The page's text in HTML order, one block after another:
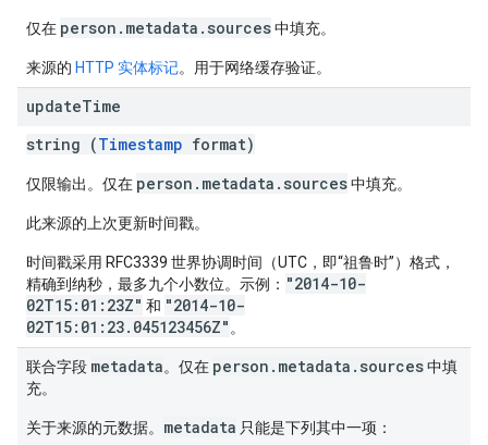
仅在 person.metadata.sources中填充。
来源的 HTTP 实体标记。用于网络缓存验证。
updateTime
string (Timestamp format)
仅限输出。 仅在 person.metadata.sources中填充。
此来源的上次更新时间戳。
时间戳采用 RFC3339 世界协调时间（UTC，即“祖鲁时”）格式，
精确到纳秒，最多九个小数位。示例： "2014-10-
02T15:01:23Z" 和 "2014-10-
02T15:01:23.045123456Z" 。
联合字段 metadata。 仅在 person.metadata.sources中填
充。
关于来源的元数据。 metadata 只能是下列其中一项：